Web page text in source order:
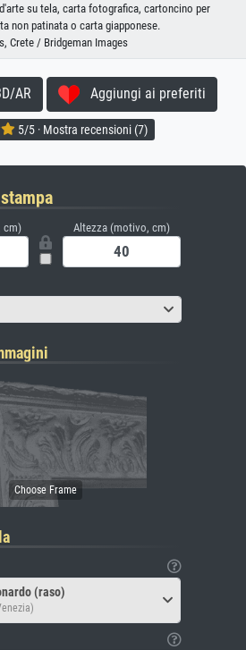
su tela, carta fotografica, cartoncino per
non patinata o carta giapponese.
Crete / Bridgeman Images
AR Aggiungi ai preferiti
5/5 · Mostra recensioni (7)
cm) Altezza (motivo, cm)
(raso)